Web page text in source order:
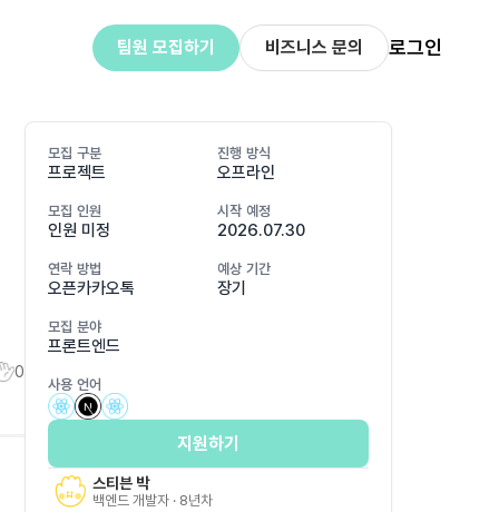
팀원 모집하기 비즈니스 문의 로그인
0
모집 구분
프로젝트
진행 방식
오프라인
모집 인원
인원 미정
시작 예정
2026.07.30
연락 방법
오픈카카오톡
예상 기간
장기
모집 분야
프론트엔드
사용 언어
지원하기
스티븐 박
백엔드 개발자 · 8년차